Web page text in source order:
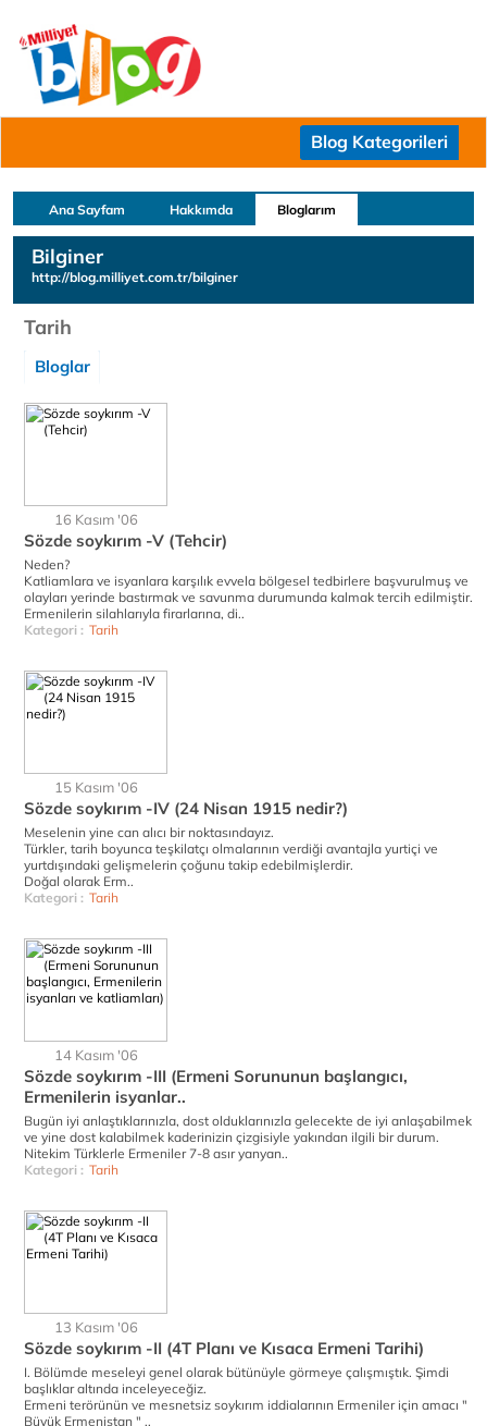
Blog Kategorileri
Ana Sayfam Hakkımda Bloglarım
Bilginer
http://blog.milliyet.com.tr/bilginer
Tarih
Bloglar
16 Kasım '06
Sözde soykırım -V (Tehcir)
Neden?
Katliamlara ve isyanlara karşılık evvela bölgesel tedbirlere başvurulmuş ve
olayları yerinde bastırmak ve savunma durumunda kalmak tercih edilmiştir.
Ermenilerin silahlarıyla firarlarına, di..
Kategori : Tarih
15 Kasım '06
Sözde soykırım -IV (24 Nisan 1915 nedir?)
Meselenin yine can alıcı bir noktasındayız.
Türkler, tarih boyunca teşkilatçı olmalarının verdiği avantajla yurtiçi ve
yurtdışındaki gelişmelerin çoğunu takip edebilmişlerdir.
Doğal olarak Erm..
Kategori : Tarih
14 Kasım '06
Sözde soykırım -III (Ermeni Sorununun başlangıcı,
Ermenilerin isyanlar..
Bugün iyi anlaştıklarınızla, dost olduklarınızla gelecekte de iyi anlaşabilmek
ve yine dost kalabilmek kaderinizin çizgisiyle yakından ilgili bir durum.
Nitekim Türklerle Ermeniler 7-8 asır yanyan..
Kategori : Tarih
13 Kasım '06
Sözde soykırım -II (4T Planı ve Kısaca Ermeni Tarihi)
I. Bölümde meseleyi genel olarak bütünüyle görmeye çalışmıştık. Şimdi
başlıklar altında inceleyeceğiz.
Ermeni terörünün ve mesnetsiz soykırım iddialarının Ermeniler için amacı "
Büyük Ermenistan " ..